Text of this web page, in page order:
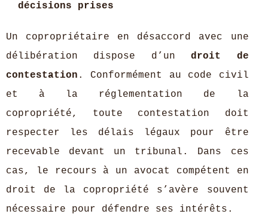
décisions prises
Un copropriétaire en désaccord avec une
délibération dispose d’undroit de
contestation . Conformément au code civil
et à la réglementation de la
copropriété, toute contestation doit
respecter les délais légaux pour être
recevable devant un tribunal. Dans ces
cas, le recours à un avocat compétent en
droit de la copropriété s’avère souvent
nécessaire pour défendre ses intérêts.